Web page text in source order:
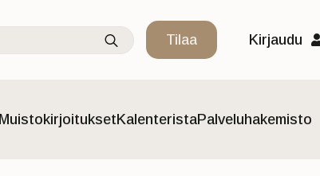
Search
for:
Tilaa Kirjaudu
MuistokirjoituksetKalenteristaPalveluhakemisto